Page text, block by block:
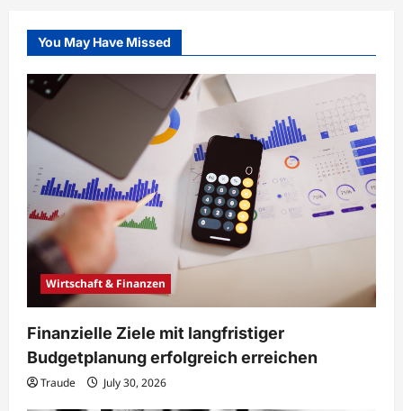
You May Have Missed
Wirtschaft & Finanzen
Finanzielle Ziele mit langfristiger
Budgetplanung erfolgreich erreichen
Traude July 30, 2026